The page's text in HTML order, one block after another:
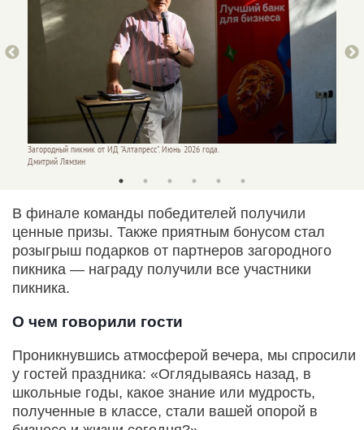
Загородный пикник от ИД "Алтапресс". Июнь 2026 года.
Дмитрий Лямзин
В финале команды победителей получили
ценные призы. Также приятным бонусом стал
розыгрыш подарков от партнеров загородного
пикника — награду получили все участники
пикника.
О чем говорили гости
Проникнувшись атмосферой вечера, мы спросили
у гостей праздника: «Оглядываясь назад, в
школьные годы, какое знание или мудрость,
полученные в классе, стали вашей опорой в